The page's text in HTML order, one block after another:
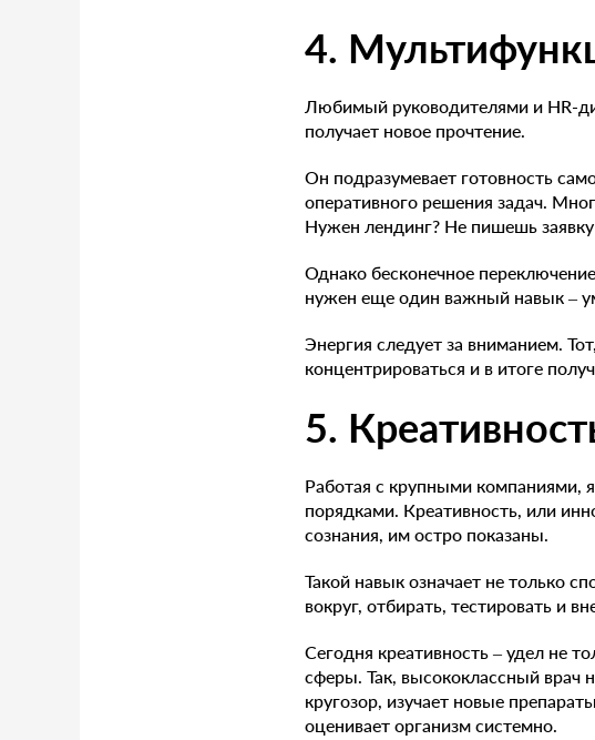
4.
Любимый руководителями и HR-
получает новое прочтение.
Он подразумевает готовность
оперативного решения задач.
Нужен лендинг? Не пишешь
Однако бесконечное
нужен еще один важный навык –
Энергия следует за вниманием.
концентрироваться и в итоге
5.
Работая с крупными компаниями,
порядками. Креативность, или
сознания, им остро показаны.
Такой навык означает не только
вокруг, отбирать, тестировать и
Сегодня креативность – удел не
сферы. Так, высококлассный врач
кругозор, изучает новые
оценивает организм системно.